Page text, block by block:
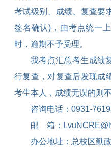
考试级别、成绩、复查要
签名确认) ，由考点统一
时，逾期不予受理。
我考点汇总考生成绩
行复查，对复查后发现成
考生本人，成绩无误的则
咨询电话： 0931-
邮
箱：
办公地址：总校区勤